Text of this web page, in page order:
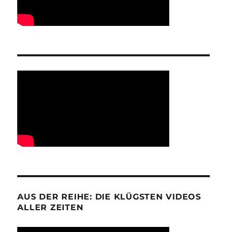
AUS DER REIHE: DIE KLÜGSTEN VIDEOS
ALLER ZEITEN